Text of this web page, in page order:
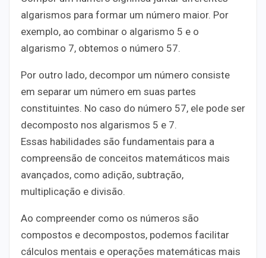
algarismos para formar um número maior. Por
exemplo, ao combinar o algarismo 5 e o
algarismo 7, obtemos o número 57.
Por outro lado, decompor um número consiste
em separar um número em suas partes
constituintes. No caso do número 57, ele pode ser
decomposto nos algarismos 5 e 7.
Essas habilidades são fundamentais para a
compreensão de conceitos matemáticos mais
avançados, como adição, subtração,
multiplicação e divisão.
Ao compreender como os números são
compostos e decompostos, podemos facilitar
cálculos mentais e operações matemáticas mais